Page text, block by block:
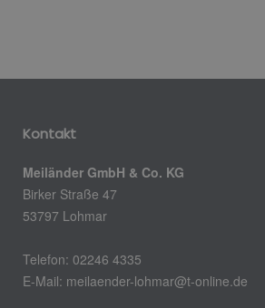
Kontakt
Meiländer GmbH & Co. KG
Birker Straße 47
53797 Lohmar
Telefon: 02246 4335
E-Mail: meilaender-lohmar@t-online.de